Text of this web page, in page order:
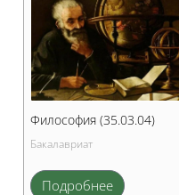
Философия (35.03.04)
Бакалавриат
Подробнее